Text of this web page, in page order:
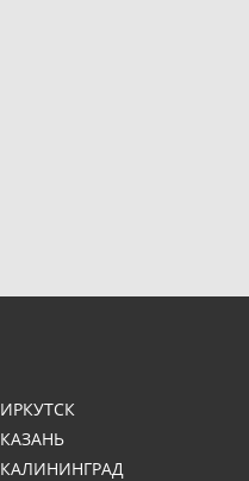
ИРКУТСК
КАЗАНЬ
КАЛИНИНГРАД